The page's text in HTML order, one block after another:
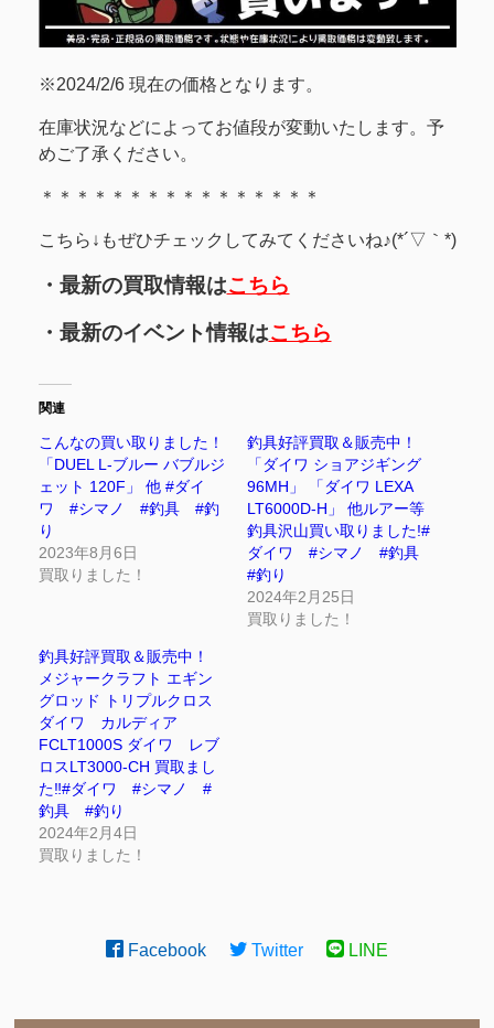
※2024/2/6 現在の価格となります。
在庫状況などによってお値段が変動いたします。予
めご了承ください。
＊＊＊＊＊＊＊＊＊＊＊＊＊＊＊＊
こちら↓もぜひチェックしてみてくださいね♪(*´▽｀*)
・最新の買取情報はこちら
・最新のイベント情報はこちら
関連
こんなの買い取りました！
「DUEL L-ブルー バブルジ
ェット 120F」 他 #ダイ
ワ #シマノ #釣具 #釣
り
2023年8月6日
買取りました！
釣具好評買取＆販売中！
「ダイワ ショアジギング
96MH」 「ダイワ LEXA
LT6000D-H」 他ルアー等
釣具沢山買い取りました!#
ダイワ #シマノ #釣具
#釣り
2024年2月25日
買取りました！
釣具好評買取＆販売中！
メジャークラフト エギン
グロッド トリプルクロス
ダイワ カルディア
FCLT1000S ダイワ レブ
ロスLT3000-CH 買取まし
た‼#ダイワ #シマノ #
釣具 #釣り
2024年2月4日
買取りました！
Facebook Twitter LINE